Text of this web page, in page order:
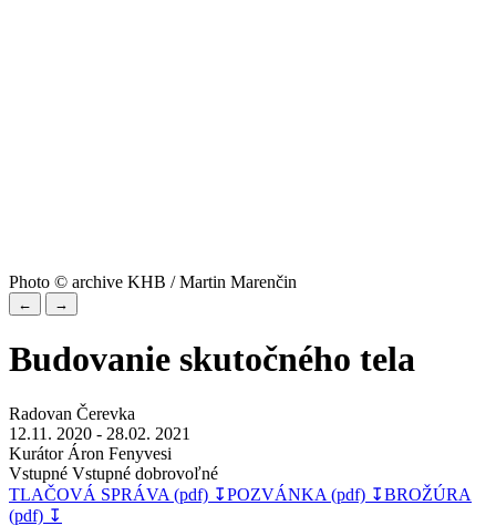
Photo © archive KHB / Martin Marenčin
← →
Budovanie skutočného tela
Radovan Čerevka
12.11. 2020 - 28.02. 2021
Kurátor Áron Fenyvesi
Vstupné Vstupné dobrovoľné
TLAČOVÁ SPRÁVA (pdf) ↧POZVÁNKA (pdf) ↧BROŽÚRA
(pdf) ↧